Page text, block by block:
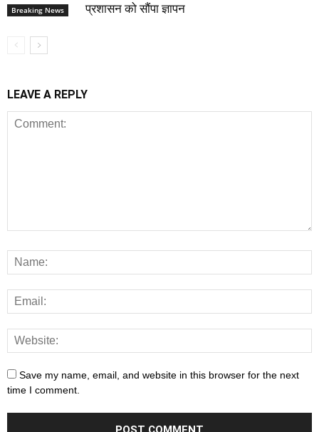
Breaking News
प्रशासन को सौंपा ज्ञापन
LEAVE A REPLY
Save my name, email, and website in this browser for the next
time I comment.